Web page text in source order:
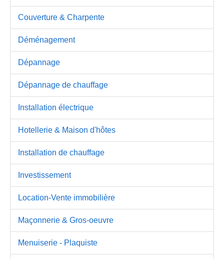
Couverture & Charpente
Déménagement
Dépannage
Dépannage de chauffage
Installation électrique
Hotellerie & Maison d'hôtes
Installation de chauffage
Investissement
Location-Vente immobilière
Maçonnerie & Gros-oeuvre
Menuiserie - Plaquiste